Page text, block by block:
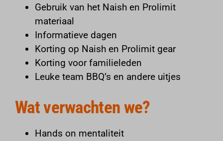
Gebruik van het Naish en Prolimit
materiaal
Informatieve dagen
Korting op Naish en Prolimit gear
Korting voor familieleden
Leuke team BBQ’s en andere uitjes
Wat verwachten we?
Hands on mentaliteit